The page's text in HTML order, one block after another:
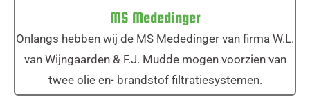
MS Mededinger
Onlangs hebben wij de MS Mededinger van firma W.L.
van Wijngaarden & F.J. Mudde mogen voorzien van
twee olie en- brandstof filtratiesystemen.